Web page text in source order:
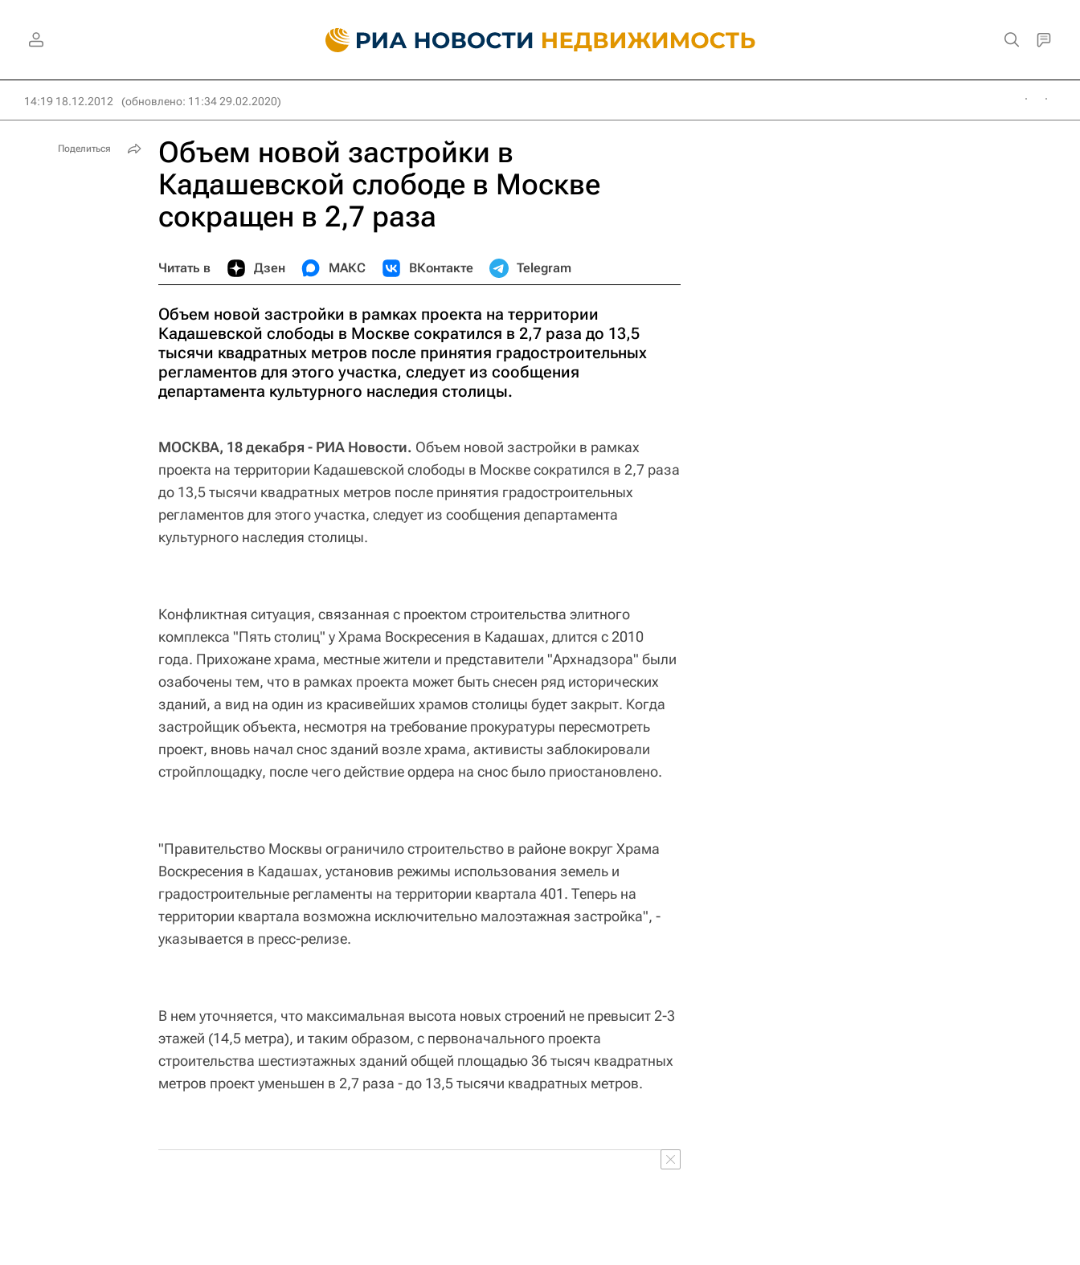
14:19 18.12.2012 (обновлено: 11:34 29.02.2020)
Объем новой застройки в
Кадашевской слободе в Москве
сокращен в 2,7 раза
Читать в Дзен МАКС ВКонтакте Telegram
Объем новой застройки в рамках проекта на территории
Кадашевской слободы в Москве сократился в 2,7 раза до 13,5
тысячи квадратных метров после принятия градостроительных
регламентов для этого участка, следует из сообщения
департамента культурного наследия столицы.
МОСКВА, 18 декабря - РИА Новости. Объем новой застройки в рамках
проекта на территории Кадашевской слободы в Москве сократился в 2,7 раза
до 13,5 тысячи квадратных метров после принятия градостроительных
регламентов для этого участка, следует из сообщения департамента
культурного наследия столицы.
Конфликтная ситуация, связанная с проектом строительства элитного
комплекса "Пять столиц" у Храма Воскресения в Кадашах, длится с 2010
года. Прихожане храма, местные жители и представители "Архнадзора" были
озабочены тем, что в рамках проекта может быть снесен ряд исторических
зданий, а вид на один из красивейших храмов столицы будет закрыт. Когда
застройщик объекта, несмотря на требование прокуратуры пересмотреть
проект, вновь начал снос зданий возле храма, активисты заблокировали
стройплощадку, после чего действие ордера на снос было приостановлено.
"Правительство Москвы ограничило строительство в районе вокруг Храма
Воскресения в Кадашах, установив режимы использования земель и
градостроительные регламенты на территории квартала 401. Теперь на
территории квартала возможна исключительно малоэтажная застройка", -
указывается в пресс-релизе.
В нем уточняется, что максимальная высота новых строений не превысит 2-3
этажей (14,5 метра), и таким образом, с первоначального проекта
строительства шестиэтажных зданий общей площадью 36 тысяч квадратных
метров проект уменьшен в 2,7 раза - до 13,5 тысячи квадратных метров.
Поделиться